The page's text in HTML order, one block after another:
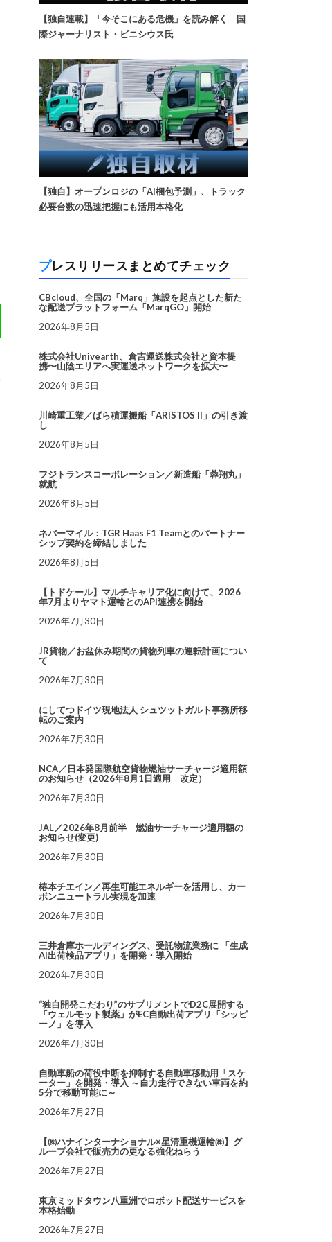
【独自連載】「今そこにある危機」を読み解く 国
際ジャーナリスト・ビニシウス氏
【独自】オープンロジの「AI梱包予測」、トラック
必要台数の迅速把握にも活用本格化
プレスリリースまとめてチェック
CBcloud、全国の「Marq」施設を起点とした新た
な配送プラットフォーム「MarqGO」開始
2026年8月5日
株式会社Univearth、倉吉運送株式会社と資本提
携〜山陰エリアへ実運送ネットワークを拡大〜
2026年8月5日
川崎重工業／ばら積運搬船「ARISTOS II」の引き渡
し
2026年8月5日
フジトランスコーポレーション／新造船「蓉翔丸」
就航
2026年8月5日
ネバーマイル：TGR Haas F1 Teamとのパートナー
シップ契約を締結しました
2026年8月5日
【トドケール】マルチキャリア化に向けて、2026
年7月よりヤマト運輸とのAPI連携を開始
2026年7月30日
JR貨物／お盆休み期間の貨物列車の運転計画につい
て
2026年7月30日
にしてつドイツ現地法人 シュツットガルト事務所移
転のご案内
2026年7月30日
NCA／日本発国際航空貨物燃油サーチャージ適用額
のお知らせ（2026年8月1日適用 改定）
2026年7月30日
JAL／2026年8月前半 燃油サーチャージ適用額の
お知らせ(変更)
2026年7月30日
椿本チエイン／再生可能エネルギーを活用し、カー
ボンニュートラル実現を加速
2026年7月30日
三井倉庫ホールディングス、受託物流業務に 「生成
AI出荷検品アプリ」を開発・導入開始
2026年7月30日
“独自開発こだわり”のサプリメントでD2C展開する
「ウェルモット製薬」がEC自動出荷アプリ「シッピ
ーノ」を導入
2026年7月30日
自動車船の荷役中断を抑制する自動車移動用「スケ
ーター」を開発・導入 ～自力走行できない車両を約
5分で移動可能に～
2026年7月27日
【㈱ハナインターナショナル×星清重機運輸㈱】グ
ループ会社で販売力の更なる強化ねらう
2026年7月27日
東京ミッドタウン八重洲でロボット配送サービスを
本格始動
2026年7月27日